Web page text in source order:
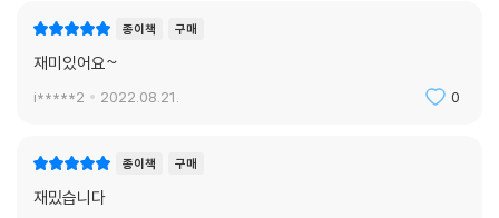
종이책 구매
재미있어요~
i*****2 2022.08.21. 0
종이책 구매
재밌습니다